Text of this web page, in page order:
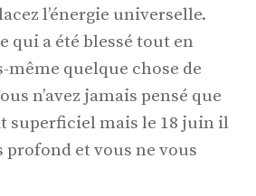
l’énergie universelle.
qui a été blessé tout en
même quelque chose de
n’avez jamais pensé que
superficiel mais le 18 juin il
profond et vous ne vous